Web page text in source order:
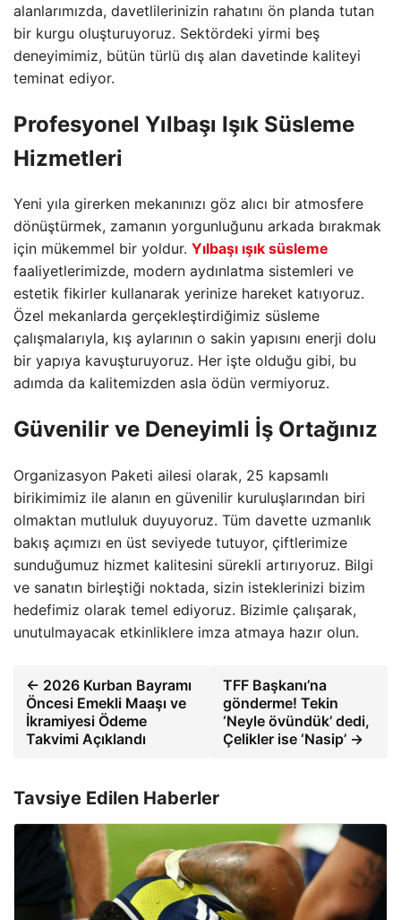
alanlarımızda, davetlilerinizin rahatını ön planda tutan
bir kurgu oluşturuyoruz. Sektördeki yirmi beş
deneyimimiz, bütün türlü dış alan davetinde kaliteyi
teminat ediyor.
Profesyonel Yılbaşı Işık Süsleme
Hizmetleri
Yeni yıla girerken mekanınızı göz alıcı bir atmosfere
dönüştürmek, zamanın yorgunluğunu arkada bırakmak
için mükemmel bir yoldur. Yılbaşı ışık süsleme
faaliyetlerimizde, modern aydınlatma sistemleri ve
estetik fikirler kullanarak yerinize hareket katıyoruz.
Özel mekanlarda gerçekleştirdiğimiz süsleme
çalışmalarıyla, kış aylarının o sakin yapısını enerji dolu
bir yapıya kavuşturuyoruz. Her işte olduğu gibi, bu
adımda da kalitemizden asla ödün vermiyoruz.
Güvenilir ve Deneyimli İş Ortağınız
Organizasyon Paketi ailesi olarak, 25 kapsamlı
birikimimiz ile alanın en güvenilir kuruluşlarından biri
olmaktan mutluluk duyuyoruz. Tüm davette uzmanlık
bakış açımızı en üst seviyede tutuyor, çiftlerimize
sunduğumuz hizmet kalitesini sürekli artırıyoruz. Bilgi
ve sanatın birleştiği noktada, sizin isteklerinizi bizim
hedefimiz olarak temel ediyoruz. Bizimle çalışarak,
unutulmayacak etkinliklere imza atmaya hazır olun.
← 2026 Kurban Bayramı
Öncesi Emekli Maaşı ve
İkramiyesi Ödeme
Takvimi Açıklandı
TFF Başkanı’na
gönderme! Tekin
‘Neyle övündük’ dedi,
Çelikler ise ‘Nasip’ →
Tavsiye Edilen Haberler